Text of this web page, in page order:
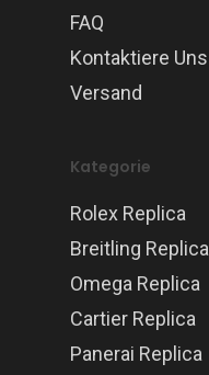
FAQ
Kontaktiere Uns
Versand
Kategorie
Rolex Replica
Breitling Replica
Omega Replica
Cartier Replica
Panerai Replica